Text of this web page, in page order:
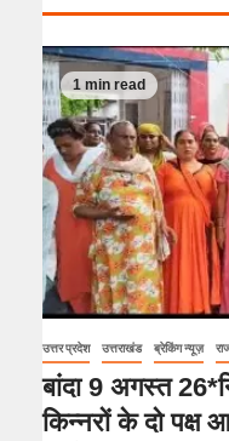
1 min read
उत्तर प्रदेश उत्तराखंड ब्रेकिंग न्यूज़
बांदा 9 अगस्त
किन्नरों के दो पक्ष